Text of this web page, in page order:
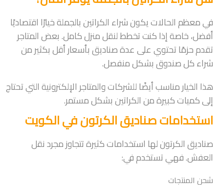
في معظم الحالات يكون شراء الكراتين بالجملة خيارًا اقتصاديًا
أفضل، خاصة إذا كنت تخطط لنقل منزل كامل. بعض المتاجر
تقدم حزمًا تحتوي على عدة صناديق بأسعار أقل بكثير من
شراء كل صندوق بشكل منفصل.
هذا الخيار مناسب أيضًا للشركات والمتاجر الإلكترونية التي تحتاج
إلى كميات كبيرة من الكراتين بشكل مستمر.
استخدامات صناديق الكرتون في الكويت
صناديق الكرتون لها استخدامات كثيرة تتجاوز مجرد نقل
العفش. فهي تستخدم في:
شحن المنتجات